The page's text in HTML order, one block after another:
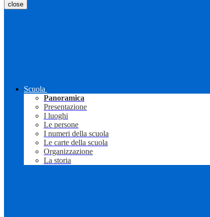
close
Scuola
Panoramica
Presentazione
I luoghi
Le persone
I numeri della scuola
Le carte della scuola
Organizzazione
La storia